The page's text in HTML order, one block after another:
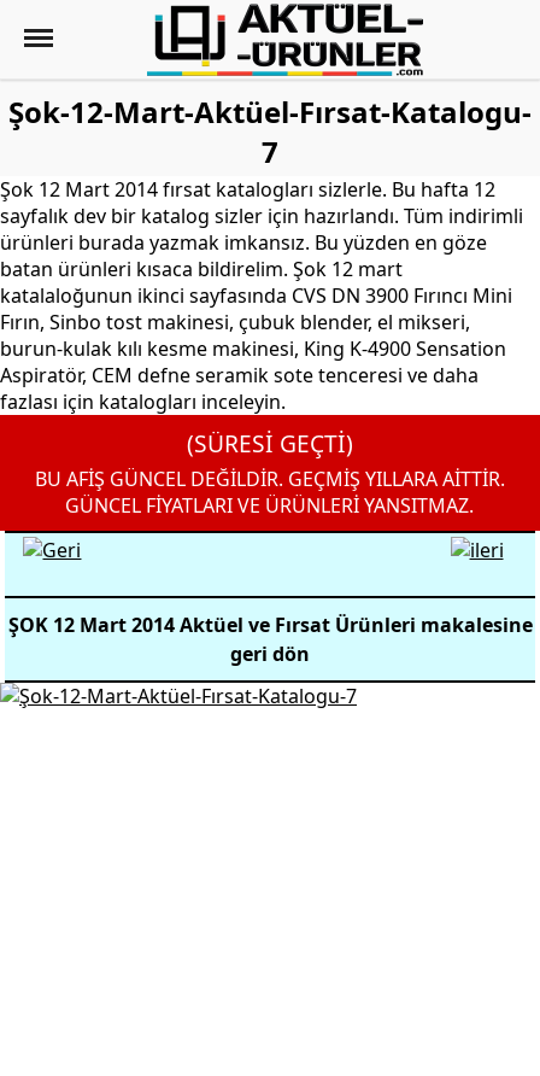
Şok-12-Mart-Aktüel-Fırsat-Katalogu-
7
Şok 12 Mart 2014 fırsat katalogları sizlerle. Bu hafta 12
sayfalık dev bir katalog sizler için hazırlandı. Tüm indirimli
ürünleri burada yazmak imkansız. Bu yüzden en göze
batan ürünleri kısaca bildirelim. Şok 12 mart
katalaloğunun ikinci sayfasında CVS DN 3900 Fırıncı Mini
Fırın, Sinbo tost makinesi, çubuk blender, el mikseri,
burun-kulak kılı kesme makinesi, King K-4900 Sensation
Aspiratör, CEM defne seramik sote tenceresi ve daha
fazlası için katalogları inceleyin.
(SÜRESİ GEÇTİ)
BU AFİŞ GÜNCEL DEĞİLDİR. GEÇMİŞ YILLARA AİTTİR.
GÜNCEL FİYATLARI VE ÜRÜNLERİ YANSITMAZ.
ŞOK 12 Mart 2014 Aktüel ve Fırsat Ürünleri makalesine
geri dön